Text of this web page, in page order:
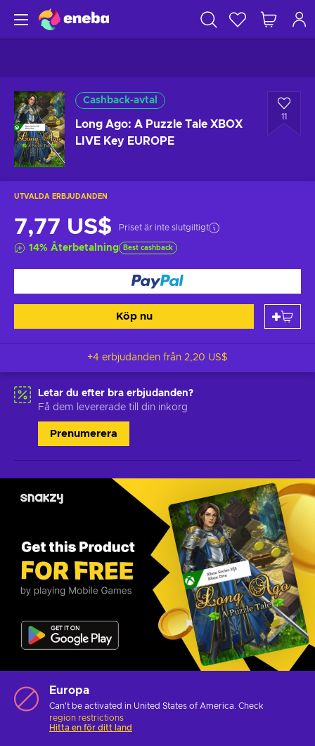
Cashback-avtal
Long Ago: A Puzzle Tale XBOX
LIVE Key EUROPE
11
UTVALDA ERBJUDANDEN
7,77 US$ Priset är inte slutgiltigt
14% Återbetalning Best cashback
Köp nu
+4 erbjudanden från 2,20 US$
Letar du efter bra erbjudanden?
Få dem levererade till din inkorg
Prenumerera
Europa
Can't be activated in United States of America. Check
region restrictions
Hitta en för ditt land